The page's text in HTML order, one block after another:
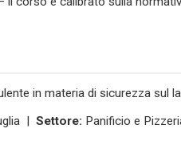
in materia di sicurezza sul
| Settore: Panificio e